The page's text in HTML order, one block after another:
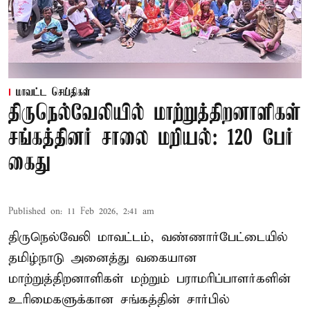
மாவட்ட செய்திகள்
திருநெல்வேலியில் மாற்றுத்திறனாளிகள்
சங்கத்தினர் சாலை மறியல்: 120 பேர்
கைது
Published on: 11 Feb 2026, 2:41 am
திருநெல்வேலி மாவட்டம், வண்ணார்பேட்டையில்
தமிழ்நாடு அனைத்து வகையான
மாற்றுத்திறனாளிகள் மற்றும் பராமரிப்பாளர்களின்
உரிமைகளுக்கான சங்கத்தின் சார்பில்